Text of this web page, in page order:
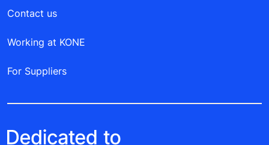
Contact us
Working at KONE
For Suppliers